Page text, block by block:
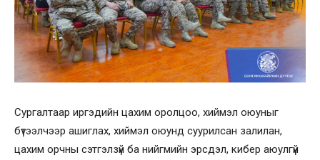
Сургалтаар иргэдийн цахим оролцоо, хиймэл оюуныг
бүтээлчээр ашиглах, хиймэл оюунд суурилсан залилан,
цахим орчны сэтгэлзүй ба нийгмийн эрсдэл, кибер аюулгүй